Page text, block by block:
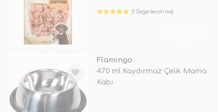
(1 Değerlendirme)
Flamingo
470 ml Kaydırmaz Çelik Mama
Kabı